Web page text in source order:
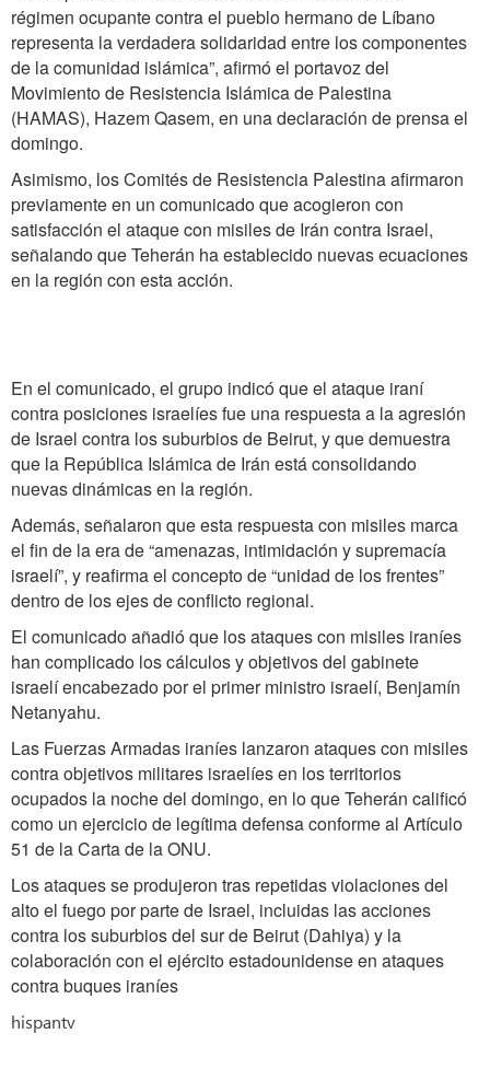
régimen ocupante contra el pueblo hermano de Líbano
representa la verdadera solidaridad entre los componentes
de la comunidad islámica”, afirmó el portavoz del
Movimiento de Resistencia Islámica de Palestina
(HAMAS), Hazem Qasem, en una declaración de prensa el
domingo.
Asimismo, los Comités de Resistencia Palestina afirmaron
previamente en un comunicado que acogieron con
satisfacción el ataque con misiles de Irán contra Israel,
señalando que Teherán ha establecido nuevas ecuaciones
en la región con esta acción.
En el comunicado, el grupo indicó que el ataque iraní
contra posiciones israelíes fue una respuesta a la agresión
de Israel contra los suburbios de Beirut, y que demuestra
que la República Islámica de Irán está consolidando
nuevas dinámicas en la región.
Además, señalaron que esta respuesta con misiles marca
el fin de la era de “amenazas, intimidación y supremacía
israelí”, y reafirma el concepto de “unidad de los frentes”
dentro de los ejes de conflicto regional.
El comunicado añadió que los ataques con misiles iraníes
han complicado los cálculos y objetivos del gabinete
israelí encabezado por el primer ministro israelí, Benjamín
Netanyahu.
Las Fuerzas Armadas iraníes lanzaron ataques con misiles
contra objetivos militares israelíes en los territorios
ocupados la noche del domingo, en lo que Teherán calificó
como un ejercicio de legítima defensa conforme al Artículo
51 de la Carta de la ONU.
Los ataques se produjeron tras repetidas violaciones del
alto el fuego por parte de Israel, incluidas las acciones
contra los suburbios del sur de Beirut (Dahiya) y la
colaboración con el ejército estadounidense en ataques
contra buques iraníes
hispantv